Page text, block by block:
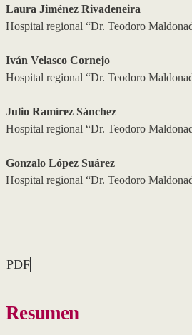
Laura Jiménez Rivadeneira
Hospital regional “Dr. Teodoro
Iván Velasco Cornejo
Hospital regional “Dr. Teodoro
Julio Ramírez Sánchez
Hospital regional “Dr. Teodoro
Gonzalo López Suárez
Hospital regional “Dr. Teodoro
PDF
Resumen